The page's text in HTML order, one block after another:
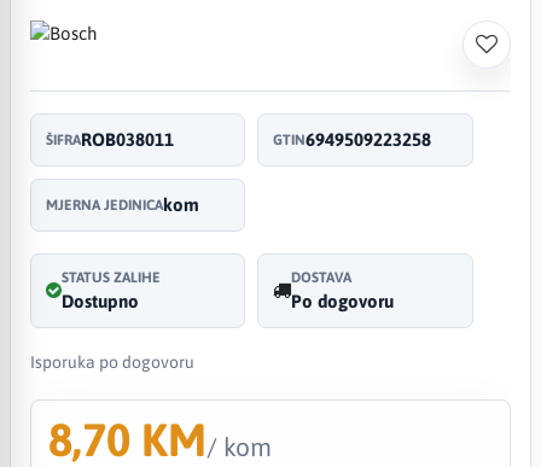
ŠIFRAROB038011 GTIN6949509223258
MJERNA JEDINICAkom
STATUS ZALIHE
Dostupno
DOSTAVA
Po dogovoru
Isporuka po dogovoru
8,70 KM/ kom